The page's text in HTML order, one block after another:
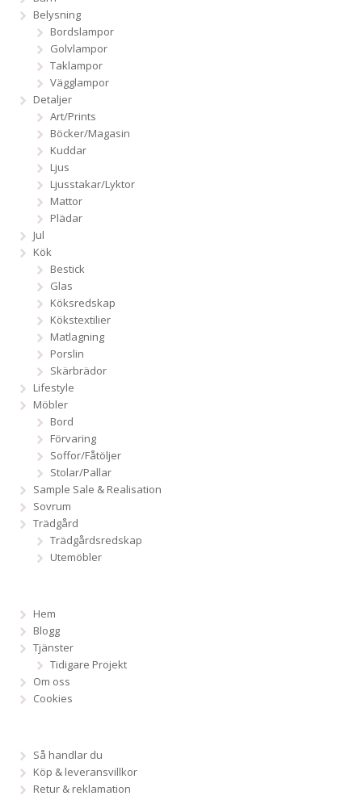
Belysning
Bordslampor
Golvlampor
Taklampor
Vägglampor
Detaljer
Art/Prints
Böcker/Magasin
Kuddar
Ljus
Ljusstakar/Lyktor
Mattor
Plädar
Jul
Kök
Bestick
Glas
Köksredskap
Kökstextilier
Matlagning
Porslin
Skärbrädor
Lifestyle
Möbler
Bord
Förvaring
Soffor/Fåtöljer
Stolar/Pallar
Sample Sale & Realisation
Sovrum
Trädgård
Trädgårdsredskap
Utemöbler
Hem
Blogg
Tjänster
Tidigare Projekt
Om oss
Cookies
Så handlar du
Köp & leveransvillkor
Retur & reklamation